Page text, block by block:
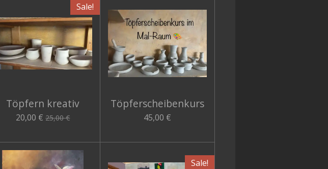
Sale!
Töpfern kreativ
20,00 € 25,00 €
Töpferscheibenkurs
45,00 €
Sale!